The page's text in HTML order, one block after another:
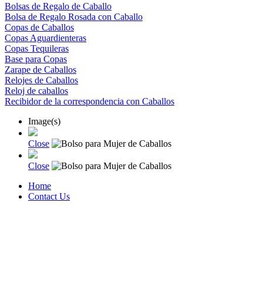
Bolsas de Regalo de Caballo
Bolsa de Regalo Rosada con Caballo
Copas de Caballos
Copas Aguardienteras
Copas Tequileras
Base para Copas
Zarape de Caballos
Relojes de Caballos
Reloj de caballos
Recibidor de la correspondencia con Caballos
Image(s)
Close
Close
Home
Contact Us